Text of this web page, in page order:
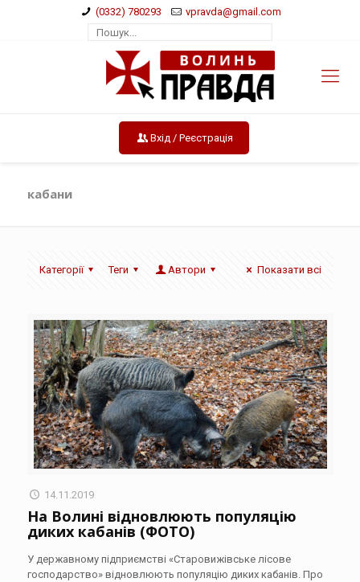
(0332) 780293 vpravda@gmail.com
Вхід / Реєстрація
кабани
Категорії Теги Автори Показати всі
14.11.2019
На Волині відновлюють популяцію
диких кабанів (ФОТО)
У державному підприємстві «Старовижівське лісове
господарство» відновлюють популяцію диких кабанів. Про